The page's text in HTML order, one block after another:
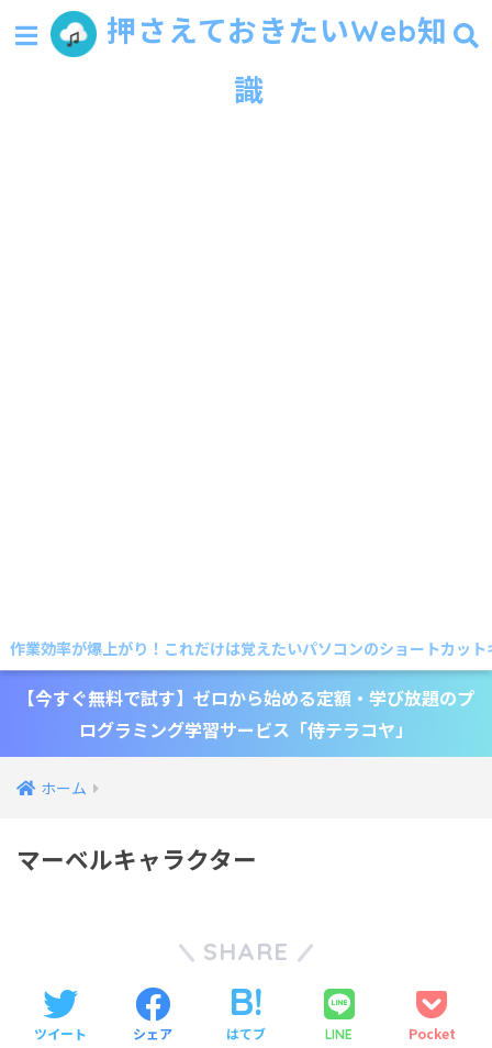
押さえておきたいWeb知
識
作業効率が爆上がり！これだけは覚えたいパソコンのショートカッ
【今すぐ無料で試す】ゼロから始める定額・学び放題のプ
ログラミング学習サービス「侍テラコヤ」
ホーム
マーベルキャラクター
SHARE
ツイート シェア はてブ LINE Pocket